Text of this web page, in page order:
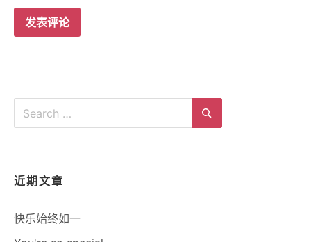
Search
近期文章
快乐始终如一